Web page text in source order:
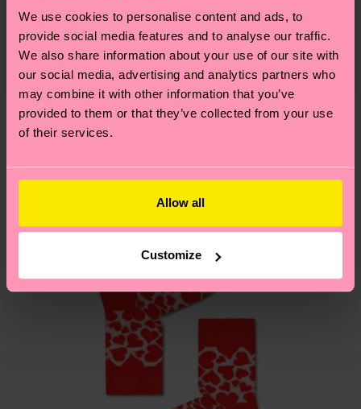
We use cookies to personalise content and ads, to
provide social media features and to analyse our traffic.
We also share information about your use of our site with
our social media, advertising and analytics partners who
may combine it with other information that you’ve
provided to them or that they’ve collected from your use
of their services.
Allow all
Customize
Informazioni dettagliate:
79% Mix di cotone biologico, 14% Poliammide
riciclata, 6% Poliammide, 1% Elastan
La sostenibilità, per noi, è un vero e proprio
lifestyle: non si ferma alla qualità o alle
certificazioni, ma include filiere etiche, meno
emissioni, amore per i calzini… e tantissime altre
piccole-grandi scelte responsabili! Vuoi scoprire
tutti i nostri segreti (e qualche dritta utile)? Dai
un’occhiata alla nostra
Consegna & Resi
Il tempo di consegna stimato per Italia dalla data
di spedizione è di 5-8 giorni lavorativi. Tieni
presente che si tratta solo di una stima: la
consegna effettiva dipende dai servizi postali
locali.
per trovare le risposte alle domande più comuni.
Idea regalo